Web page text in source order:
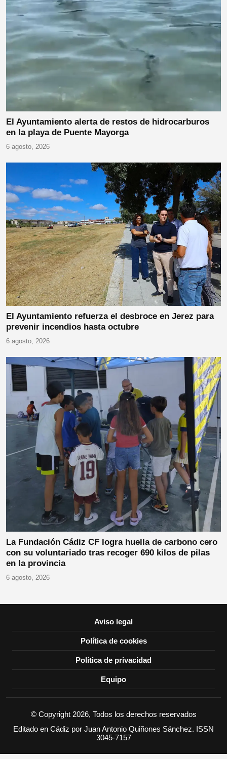
El Ayuntamiento alerta de restos de hidrocarburos
en la playa de Puente Mayorga
6 agosto, 2026
El Ayuntamiento refuerza el desbroce en Jerez para
prevenir incendios hasta octubre
6 agosto, 2026
La Fundación Cádiz CF logra huella de carbono cero
con su voluntariado tras recoger 690 kilos de pilas
en la provincia
6 agosto, 2026
Aviso legal
Política de cookies
Política de privacidad
Equipo
© Copyright 2026, Todos los derechos reservados
Editado en Cádiz por Juan Antonio Quiñones Sánchez. ISSN
3045-7157